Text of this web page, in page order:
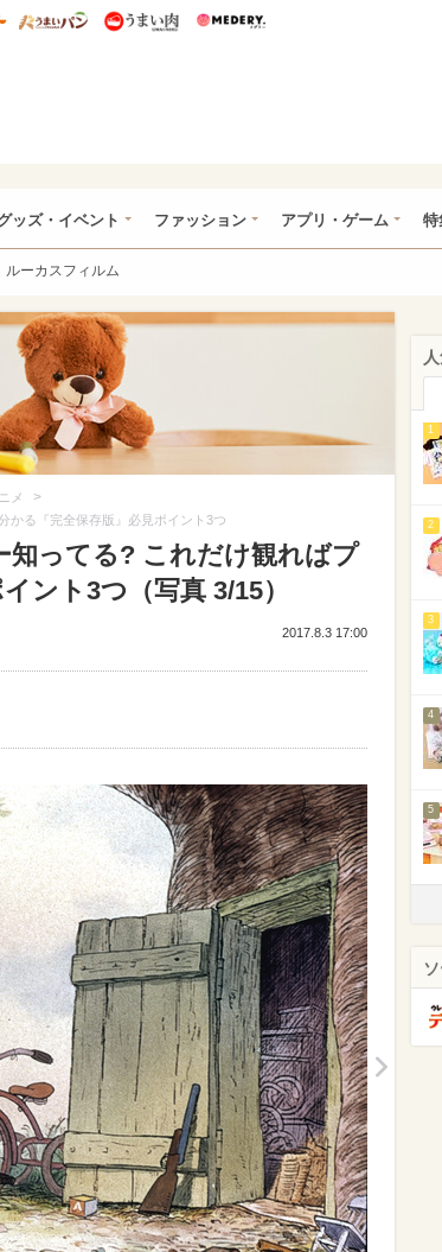
ニー特集
うまいめし うまいパン うまい肉
ッズ・イベント ファッション アプリ・ゲーム 特
ルーカスフィルム
メ >
かる『完全保存版』必見ポイント3つ
知ってる? これだけ観ればプ
ント3つ（写真 3/15）
2017.8.3 17:00
1
2
3
4
5